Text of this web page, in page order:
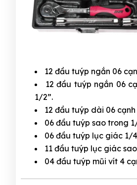
12 đầu tuýp ngắn 06
12 đầu tuýp ngắn 06
1/2”.
12 đầu tuýp dài 06 cạnh
06 đầu tuýp sao trong 1/
06 đầu tuýp lục giác 1/
11 đầu tuýp lục giác sao
04 đầu tuýp mũi vít 4